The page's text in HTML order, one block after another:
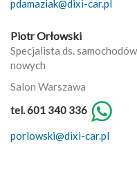
pdamaziak@dixi-car.pl
Piotr Orłowski
Specjalista ds. samochodów
nowych
Salon Warszawa
tel. 601 340 336
porlowski@dixi-car.pl